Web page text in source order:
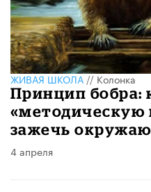
ЖИВАЯ ШКОЛА//Колонка
Принцип бобра:
«методическую
зажечь
4 апреля